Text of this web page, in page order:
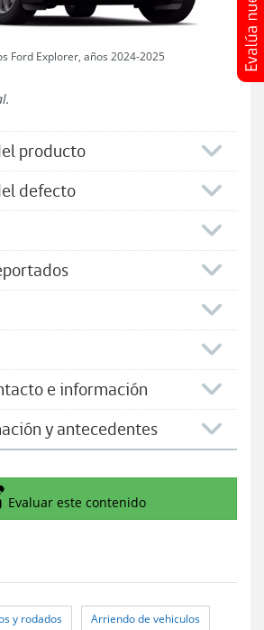
Ford Explorer, años 2024-2025
producto
defecto
e información
y antecedentes
Icono
Evaluar este contenido
y rodados Arriendo de vehiculos